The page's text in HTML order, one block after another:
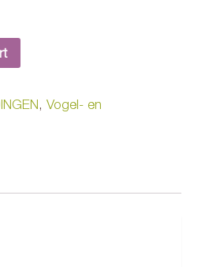
, Vogel- en